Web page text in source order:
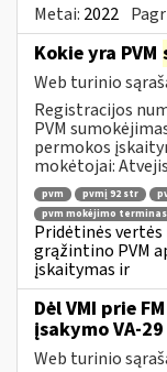
Metai: 2022
Kokie yra PVM
Web turinio
Registracijos
PVM
permokos
mokėtojai:
pvm pvmį 92 str
pvm mokėjimo terminas
Pridėtinės vertės
grąžintino PVM
įskaitymas ir
Dėl VMI prie
įsakymo VA-
Web turinio